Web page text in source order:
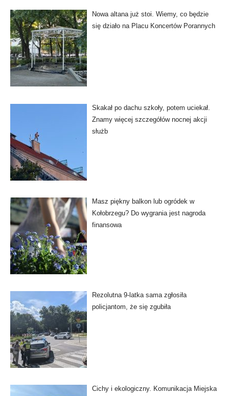
Nowa altana już stoi. Wiemy, co będzie
się działo na Placu Koncertów Porannych
Skakał po dachu szkoły, potem uciekał.
Znamy więcej szczegółów nocnej akcji
służb
Masz piękny balkon lub ogródek w
Kołobrzegu? Do wygrania jest nagroda
finansowa
Rezolutna 9-latka sama zgłosiła
policjantom, że się zgubiła
Cichy i ekologiczny. Komunikacja Miejska